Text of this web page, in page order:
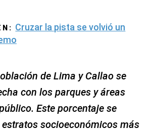
Cruzar la pista se volvió un
de Lima y Callao se
con los parques y áreas
Este porcentaje se
socioeconómicos más